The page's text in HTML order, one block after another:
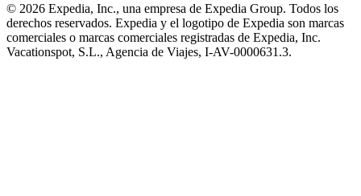
© 2026 Expedia, Inc., una empresa de Expedia Group. Todos los
derechos reservados. Expedia y el logotipo de Expedia son marcas
comerciales o marcas comerciales registradas de Expedia, Inc.
Vacationspot, S.L., Agencia de Viajes, I-AV-0000631.3.